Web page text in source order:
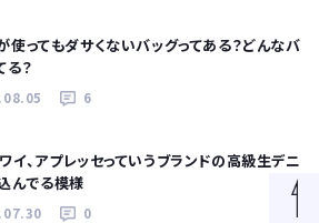
使ってもダサくないバッグってある？どんなバ
る？
6
イ、アプレッセっていうブランドの高級生デニ
んでる模様
0